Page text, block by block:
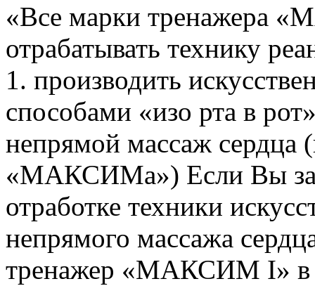
«Все марки тренажера
отрабатывать технику
1. производить
способами «изо рта в
непрямой массаж сердца
«МАКСИМа») Если Вы
отработке техники
непрямого массажа
тренажер «МАКСИМ I» в